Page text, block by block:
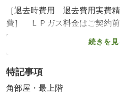
［退去時費用 退去費用実費
費］ ＬＰガス料金はご契約
いただけます。 ルームクリー
リーニング費用を含みます。
８６７・賃貸保証等：加入要
証料３５０００円、月額保証
続きを見
特記事項
角部屋・最上階